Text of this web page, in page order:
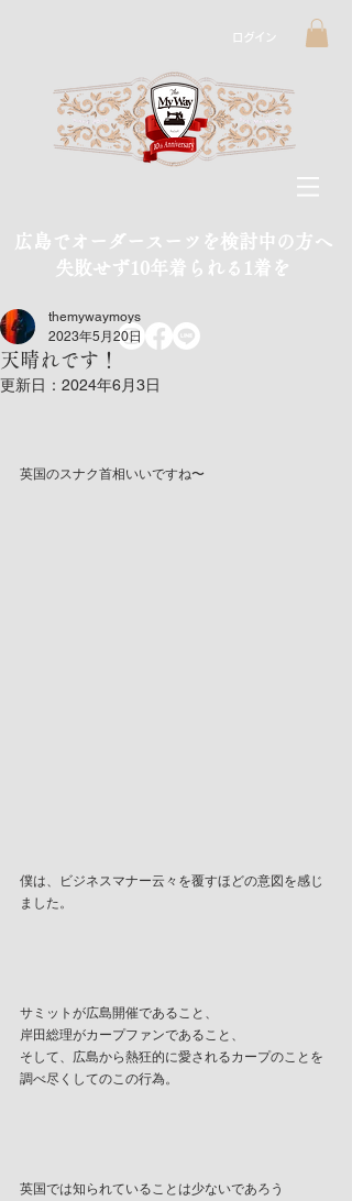
ログイン
広島でオーダースーツを検討中の方へ
​失敗せず10年着られる1着を
天晴れです！
themywaymoys
2023年5月20日
更新日： 2024年6月3日
英国のスナク首相いいですね〜
僕は、ビジネスマナー云々を覆すほどの意図を感じ
ました。
サミットが広島開催であること、
岸田総理がカープファンであること、
そして、広島から熱狂的に愛されるカープのことを
調べ尽くしてのこの行為。
英国では知られていることは少ないであろう